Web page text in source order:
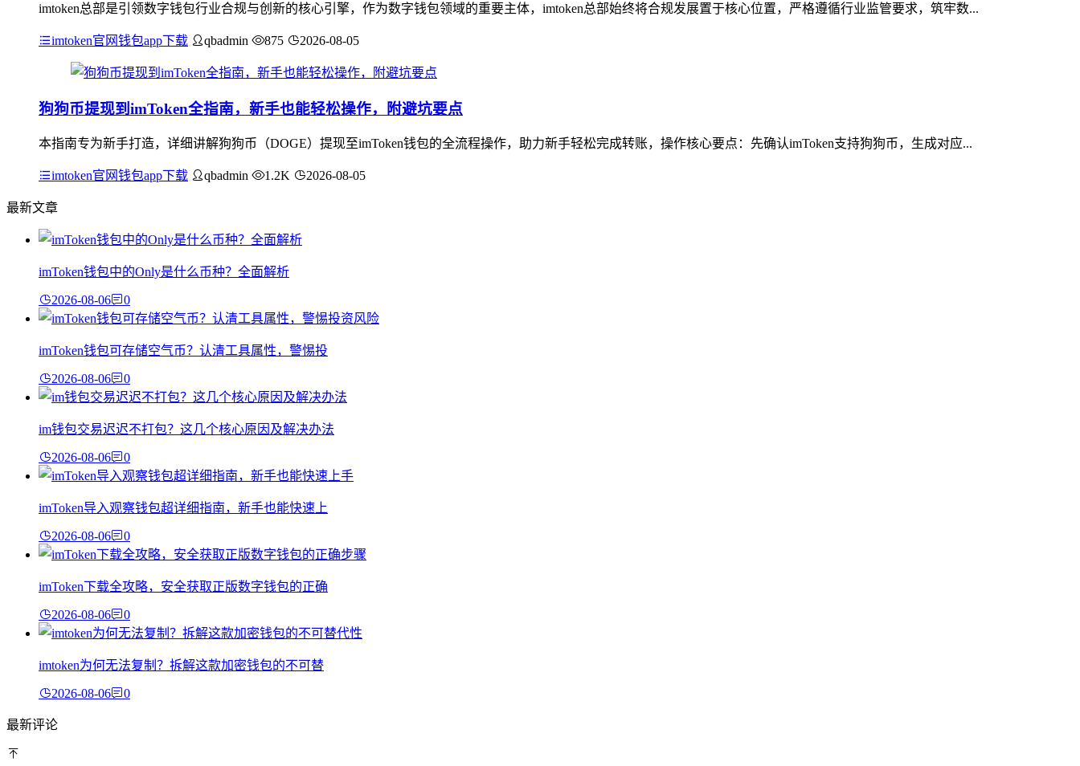
imtoken总部是引领数字钱包行业合规与创新的核心引擎，作为数字钱包领域的重要主体，imtoken总部始终将合规发展置于核心位置，严格遵循行业监管要求，筑牢数...
imtoken官网钱包app下载 qbadmin 875 2026-08-05
狗狗币提现到imToken全指南，新手也能轻松操作，附避坑要点
本指南专为新手打造，详细讲解狗狗币（DOGE）提现至imToken钱包的全流程操作，助力新手轻松完成转账，操作核心要点：先确认imToken支持狗狗币，生成对应...
imtoken官网钱包app下载 qbadmin 1.2K 2026-08-05
最新文章
imToken钱包中的Only是什么币种？全面解析
2026-08-06 0
imToken钱包可存储空气币？认清工具属性，警惕投
2026-08-06 0
im钱包交易迟迟不打包？这几个核心原因及解决办法
2026-08-06 0
imToken导入观察钱包超详细指南，新手也能快速上
2026-08-06 0
imToken下载全攻略，安全获取正版数字钱包的正确
2026-08-06 0
imtoken为何无法复制？拆解这款加密钱包的不可替
2026-08-06 0
最新评论